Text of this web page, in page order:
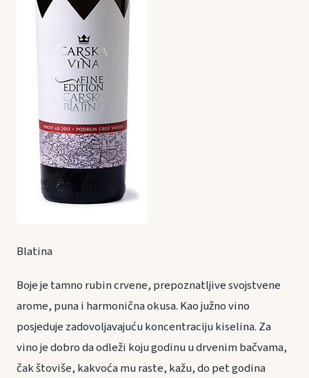
Blatina
Boje je tamno rubin crvene, prepoznatljive svojstvene
arome, puna i harmonična okusa. Kao južno vino
posjeduje zadovoljavajuću koncentraciju kiselina. Za
vino je dobro da odleži koju godinu u drvenim bačvama,
čak štoviše, kakvoća mu raste, kažu, do pet godina